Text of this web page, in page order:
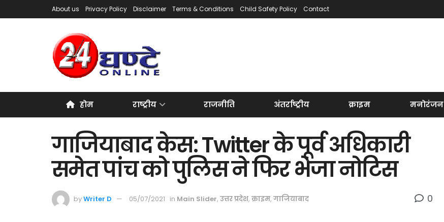
About us Privacy Policy Disclaimer Terms & Conditions Child Safety Policy Contact
होम राष्ट्रीय राजनीति अंतर्राष्ट्रीय क्राइम मनोरंजन
गाजियाबाद केस: Twitter के पूर्व अधिकारी
समेत पांच को पुलिस ने फिर भेजा नोटिस
byWriter D 05/07/2021 in Main Slider, उत्तर प्रदेश, क्राइम, गाजियाबाद 0